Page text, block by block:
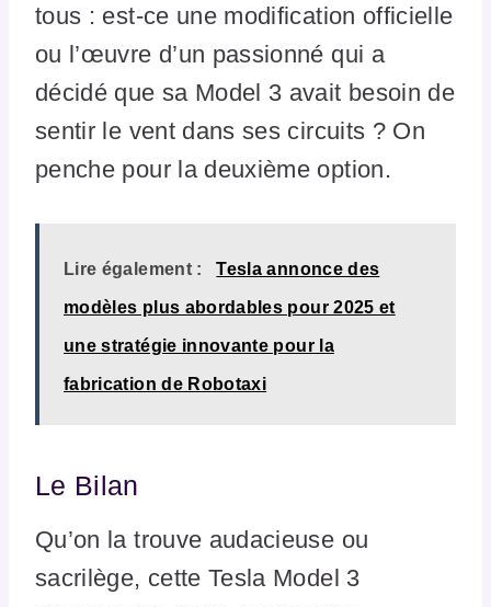
tous : est-ce une modification officielle
ou l’œuvre d’un passionné qui a
décidé que sa Model 3 avait besoin de
sentir le vent dans ses circuits ? On
penche pour la deuxième option.
Lire également : Tesla annonce des
modèles plus abordables pour 2025 et
une stratégie innovante pour la
fabrication de Robotaxi
Le Bilan
Qu’on la trouve audacieuse ou
sacrilège, cette Tesla Model 3